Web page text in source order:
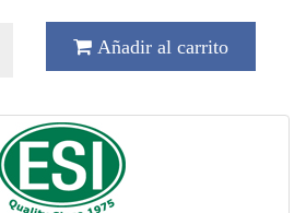
Añadir al carrito